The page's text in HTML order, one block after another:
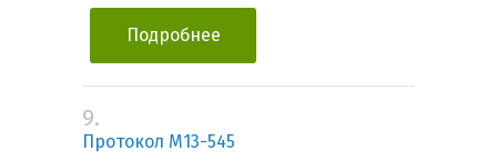
Подробнее
9.
Протокол М13-545